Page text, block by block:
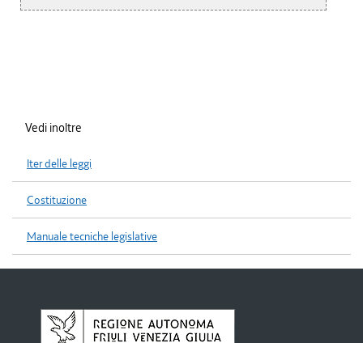
Vedi inoltre
Iter delle leggi
Costituzione
Manuale tecniche legislative